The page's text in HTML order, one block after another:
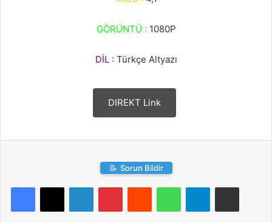
GÖRÜNTÜ : 1080P
DİL : Türkçe Altyazı
DIREKT Link
📝 Sorun Bildir
LinkedInPinterestReddit WhatsAppTelegramE-Posta ile paylaş